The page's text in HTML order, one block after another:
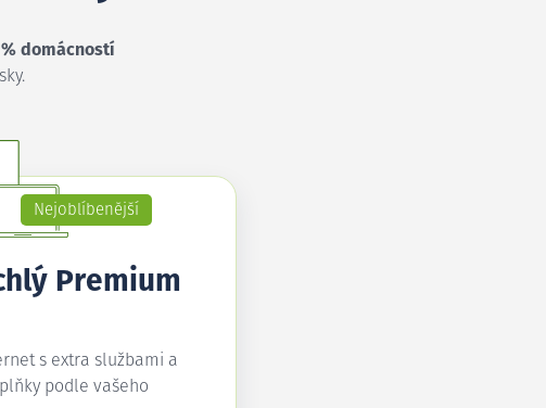
domácností
Nejoblíbenější
Premium
s extra službami a
podle vašeho